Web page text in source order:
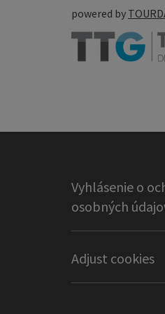
powered by
Vyhlásenie o
osobných
Adjust cookies